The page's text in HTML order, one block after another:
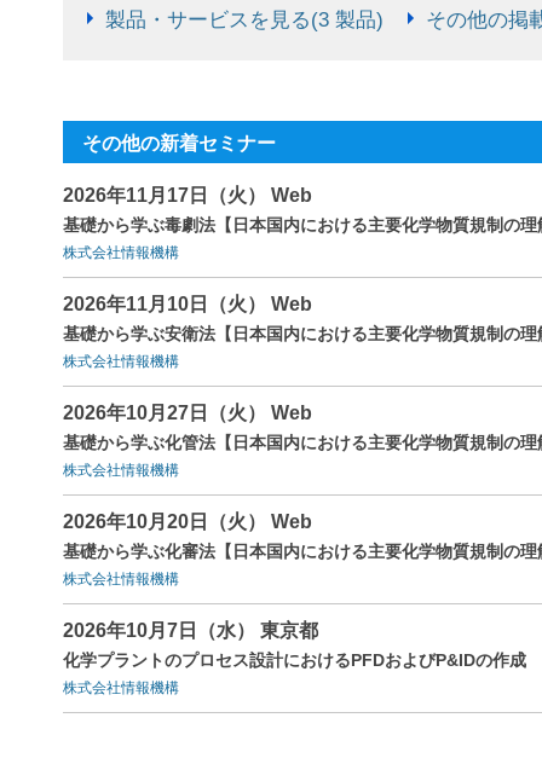
製品・サービスを見る(3 製品) その他の掲
その他の新着セミナー
2026年11月17日（火） Web
基礎から学ぶ毒劇法【日本国内における主要化学物質規制の
株式会社情報機構
2026年11月10日（火） Web
基礎から学ぶ安衛法【日本国内における主要化学物質規制の
株式会社情報機構
2026年10月27日（火） Web
基礎から学ぶ化管法【日本国内における主要化学物質規制の
株式会社情報機構
2026年10月20日（火） Web
基礎から学ぶ化審法【日本国内における主要化学物質規制の
株式会社情報機構
2026年10月7日（水） 東京都
化学プラントのプロセス設計におけるPFDおよびP&IDの作成
株式会社情報機構